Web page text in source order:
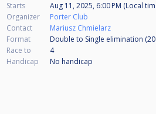
Starts
Aug 11, 2025, 6:00 PM (Local
Organizer
Porter Club
Contact
Mariusz Chmielarz
Format
Double to Single elimination (20
Race to
4
Handicap
No handicap